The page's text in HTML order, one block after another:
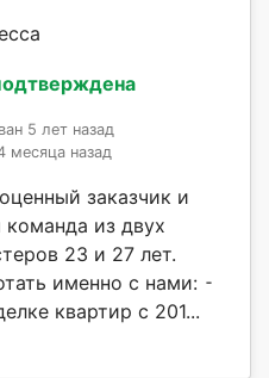
5 лет назад
месяца назад
заказчик и
из двух
23 и 27 лет.
именно с нами: ⁃
квартир с 201...